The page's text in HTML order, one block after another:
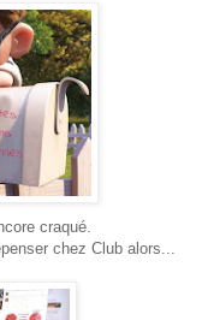
craqué.
chez Club alors...